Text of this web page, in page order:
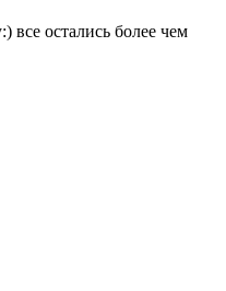
все остались более чем